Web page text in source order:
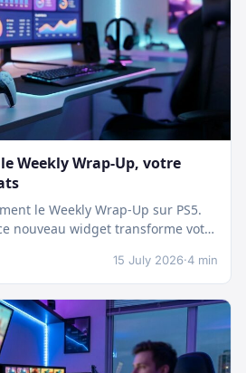
Weekly Wrap-Up, votre
le Weekly Wrap-Up sur PS5.
nouveau widget transforme votre
suivi…
15 July 2026·4 min